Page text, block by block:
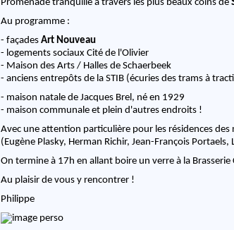
Promenade tranquille à travers les plus beaux coins de
Au programme :
- façadesArt Nouveau
- logements sociaux Cité de l'Olivier
- Maison des Arts / Halles de Schaerbeek
- anciens entrepôts de la STIB (écuries des trams à
- maison natale de Jacques Brel, né en 1929
- maison communale et plein d'autres endroits !
Avec une attention particulière pour les résidences
(Eugène Plasky, Herman Richir, Jean-François Portaels,
On termine à 17h en allant boire un verre à la Brasserie
Au plaisir de vous y rencontrer !
Philippe